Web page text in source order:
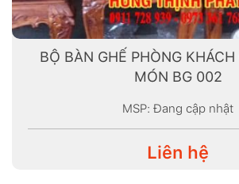
BỘ BÀN GHẾ PHÒNG
MÓN BG 002
MSP: Đang cập nhật
Liên hệ